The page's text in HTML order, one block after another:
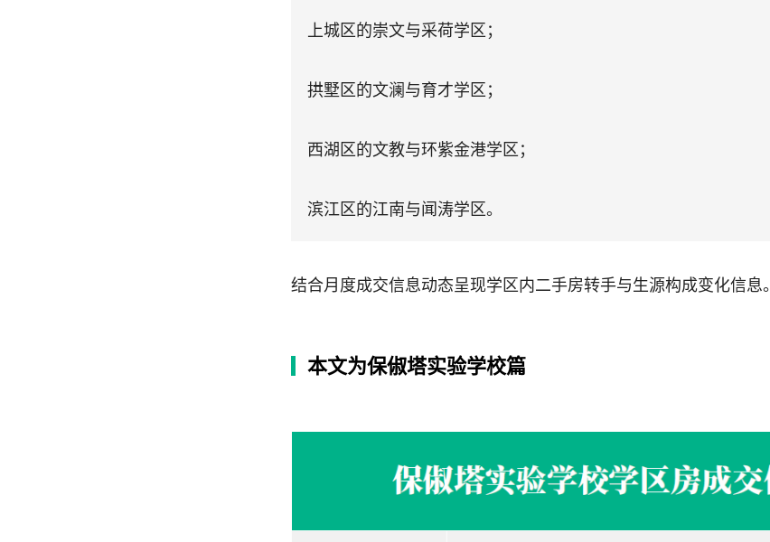
上城区的崇文与采荷学区；
拱墅区的文澜与育才学区；
西湖区的文教与环紫金港学区；
滨江区的江南与闻涛学区。
结合月度成交信息动态呈现学区内二手房转手与生源构成变化信息。
本文为保俶塔实验学校篇